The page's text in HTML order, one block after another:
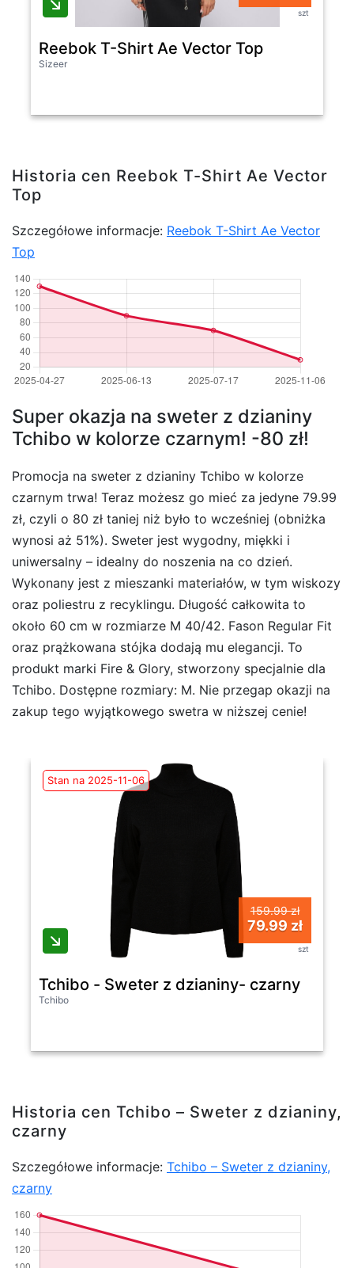
szt
Reebok T-Shirt Ae Vector Top
Sizeer
Historia cen Reebok T-Shirt Ae Vector
Top
Szczegółowe informacje: Reebok T-Shirt Ae Vector
Top
Super okazja na sweter z dzianiny
Tchibo w kolorze czarnym! -80 zł!
Promocja na sweter z dzianiny Tchibo w kolorze
czarnym trwa! Teraz możesz go mieć za jedyne 79.99
zł, czyli o 80 zł taniej niż było to wcześniej (obniżka
wynosi aż 51%). Sweter jest wygodny, miękki i
uniwersalny – idealny do noszenia na co dzień.
Wykonany jest z mieszanki materiałów, w tym wiskozy
oraz poliestru z recyklingu. Długość całkowita to
około 60 cm w rozmiarze M 40/42. Fason Regular Fit
oraz prążkowana stójka dodają mu elegancji. To
produkt marki Fire & Glory, stworzony specjalnie dla
Tchibo. Dostępne rozmiary: M. Nie przegap okazji na
zakup tego wyjątkowego swetra w niższej cenie!
Stan na 2025-11-06
159.99 zł
79.99 zł
szt
Tchibo - Sweter z dzianiny- czarny
Tchibo
Historia cen Tchibo – Sweter z dzianiny,
czarny
Szczegółowe informacje: Tchibo – Sweter z dzianiny,
czarny